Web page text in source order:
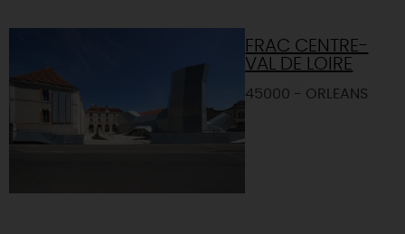
FRAC CENTRE-
VAL DE LOIRE
45000 - ORLEANS